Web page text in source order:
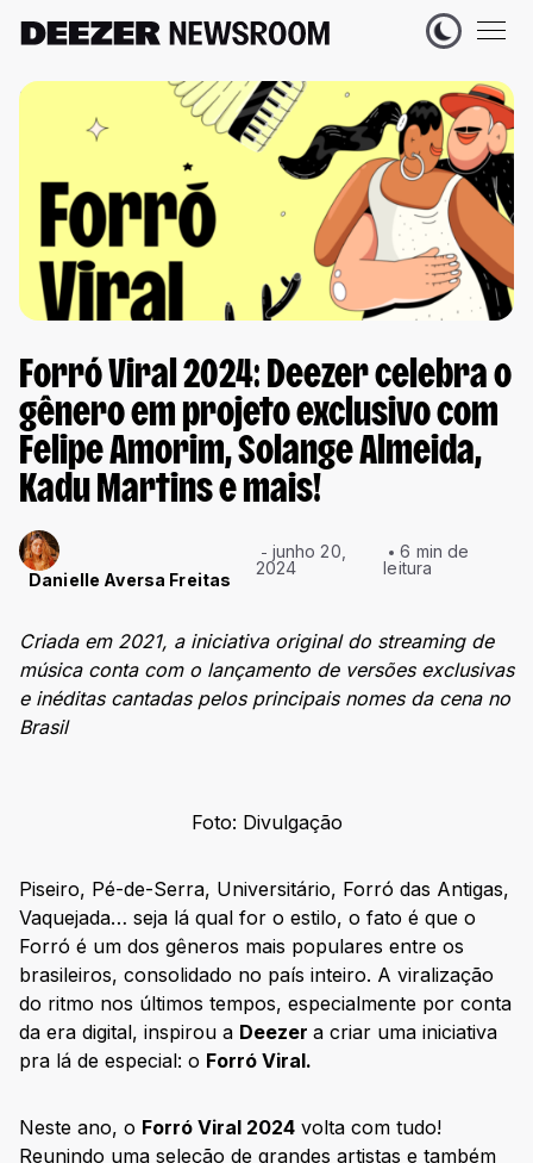
Forró Viral 2024: Deezer celebra o
gênero em projeto exclusivo com
Felipe Amorim, Solange Almeida,
Kadu Martins e mais!
Danielle Aversa Freitas
junho 20,
2024
6 min de
leitura
Criada em 2021, a iniciativa original do streaming de
música conta com o lançamento de versões exclusivas
e inéditas cantadas pelos principais nomes da cena no
Brasil
Foto: Divulgação
Piseiro, Pé-de-Serra, Universitário, Forró das Antigas,
Vaquejada… seja lá qual for o estilo, o fato é que o
Forró é um dos gêneros mais populares entre os
brasileiros, consolidado no país inteiro. A viralização
do ritmo nos últimos tempos, especialmente por conta
da era digital, inspirou a Deezer a criar uma iniciativa
pra lá de especial: o Forró Viral.
Neste ano, o Forró Viral 2024 volta com tudo!
Reunindo uma seleção de grandes artistas e também